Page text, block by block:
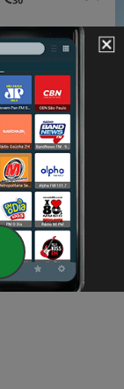
00:00